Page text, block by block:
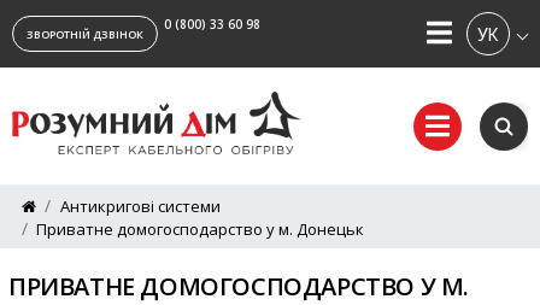
ЗВОРОТНІЙ ДЗВІНОК
0 (800) 33 60 98
Антикригові системи
Приватне домогосподарство у м. Донецьк
ПРИВАТНЕ ДОМОГОСПОДАРСТВО У М.